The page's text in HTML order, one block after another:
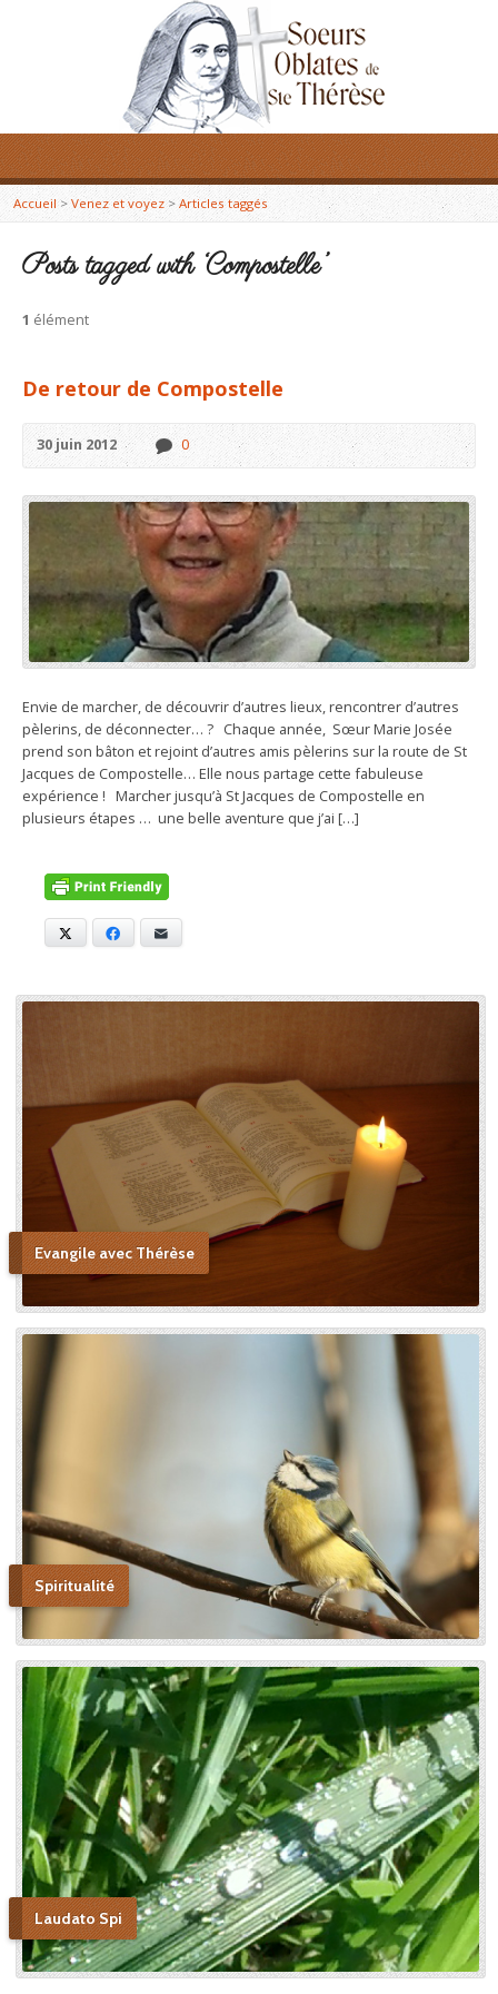
Accueil> Venez et voyez > Articles taggés
Posts tagged with ‘Compostelle’
1 élément
De retour de Compostelle
30 juin 2012 0
Envie de marcher, de découvrir d’autres lieux, rencontrer d’autres
pèlerins, de déconnecter… ? Chaque année, Sœur Marie Josée
prend son bâton et rejoint d’autres amis pèlerins sur la route de St
Jacques de Compostelle… Elle nous partage cette fabuleuse
expérience ! Marcher jusqu’à St Jacques de Compostelle en
plusieurs étapes … une belle aventure que j’ai […]
Facebook
Evangile avec Thérèse
Spiritualité
Laudato Spi